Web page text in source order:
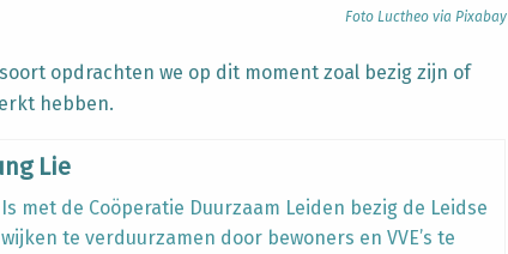
Foto Luctheo via Pixabay
opdrachten we op dit moment zoal bezig zijn of
hebben.
Lie
Is met de Coöperatie Duurzaam Leiden bezig de Leidse
wijken te verduurzamen door bewoners en VVE’s te